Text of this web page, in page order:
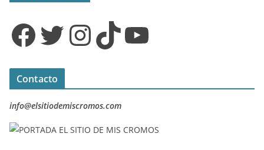
Facebook Twitter InstagramTikTok YouTube
Contacto
info@elsitiodemiscromos.com